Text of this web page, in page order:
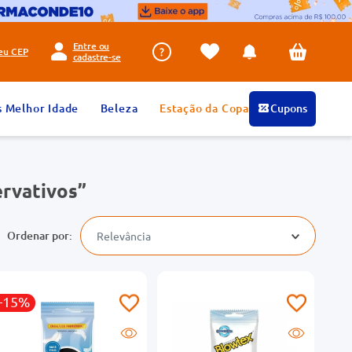
CEP
Entre ou
cadastre-se
Melhor Idade Beleza Estação da Copa Cupons
Relevância
15%